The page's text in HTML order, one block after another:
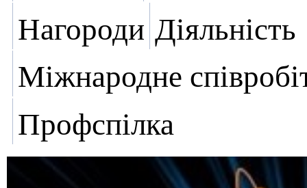
Нагороди Діяльність
Міжнародне
Профспілка